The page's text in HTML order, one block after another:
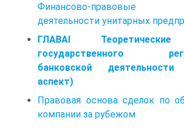
Финансово-
деятельности унитарных
ГЛАВАI
государственного
банковской деятельности
аспект)
Правовая основа сделок по
компании за рубежом